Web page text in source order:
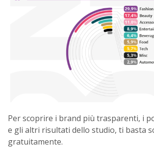
Per scoprire i brand più trasparenti, i
e gli altri risultati dello studio, ti basta
gratuitamente.